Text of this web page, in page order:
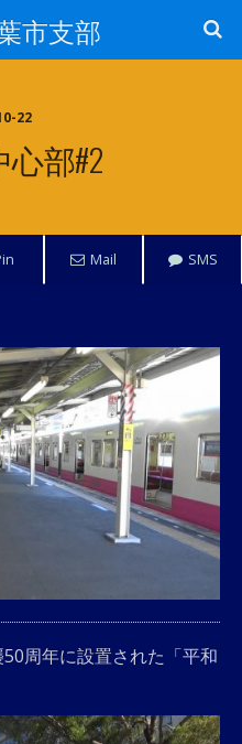
市支部
22
部#2
Mail SMS
周年に設置された「平和